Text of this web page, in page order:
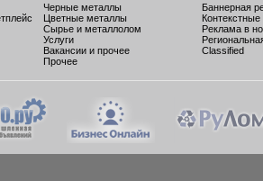
Черные металлы
Цветные металлы
Сырье и металлолом
Услуги
Вакансии и прочее
Прочее
Баннерная
Реклама в
Classified